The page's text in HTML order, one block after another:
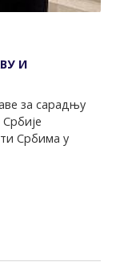
И
за сарадњу
Србима у